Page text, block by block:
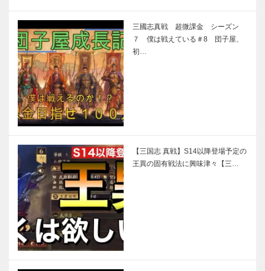
三國志真戦 超微課金 シーズン
７ 僕は戦えている＃8 団子屋、
初…
【三国志 真戦】S14以降登場予定の
王異の固有戦法に興味津々【三…